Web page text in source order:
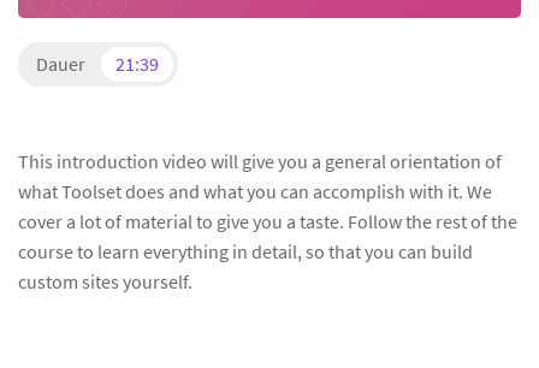
Dauer 21:39
This introduction video will give you a general orientation of
what Toolset does and what you can accomplish with it. We
cover a lot of material to give you a taste. Follow the rest of the
course to learn everything in detail, so that you can build
custom sites yourself.